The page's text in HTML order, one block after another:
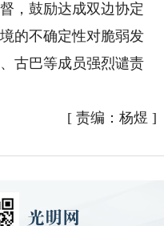
，鼓励达成双边协定
的不确定性对脆弱发
古巴等成员强烈谴责
[ 责编：杨煜 ]